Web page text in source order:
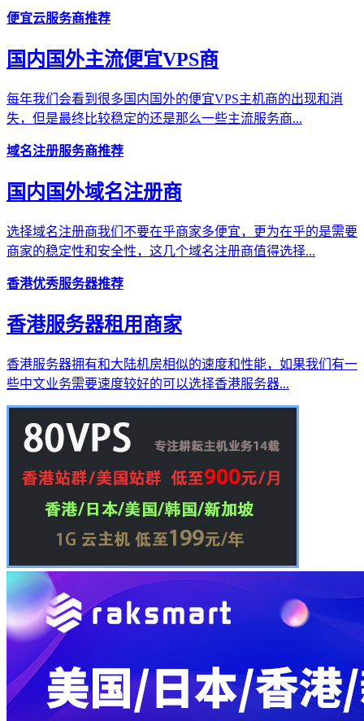
便宜云服务商推荐
国内国外主流便宜VPS商
每年我们会看到很多国内国外的便宜VPS主机商的出现和消
失，但是最终比较稳定的还是那么一些主流服务商...
域名注册服务商推荐
国内国外域名注册商
选择域名注册商我们不要在乎商家多便宜，更为在乎的是需要
商家的稳定性和安全性，这几个域名注册商值得选择...
香港优秀服务器推荐
香港服务器租用商家
香港服务器拥有和大陆机房相似的速度和性能，如果我们有一
些中文业务需要速度较好的可以选择香港服务器...